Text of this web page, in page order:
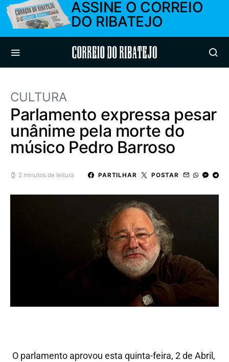
ASSINE O CORREIO
DO RIBATEJO
Correio do Ribatejo
CULTURA
Parlamento expressa pesar
unânime pela morte do
músico Pedro Barroso
2 minutos de leitura PARTILHAR POSTAR
O parlamento aprovou esta quinta-feira, 2 de Abril,